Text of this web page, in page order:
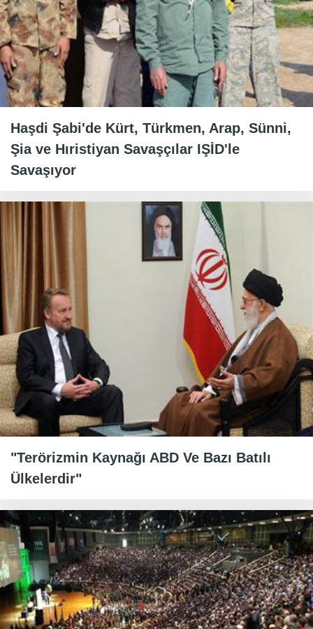
Haşdi Şabi'de Kürt, Türkmen, Arap, Sünni,
Şia ve Hıristiyan Savaşçılar IŞİD'le
Savaşıyor
"Terörizmin Kaynağı ABD Ve Bazı Batılı
Ülkelerdir"